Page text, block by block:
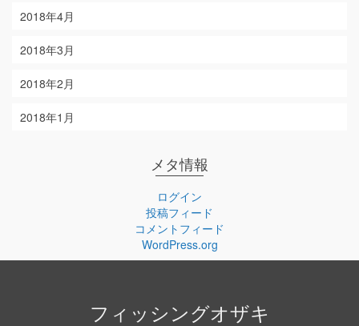
2018年4月
2018年3月
2018年2月
2018年1月
メタ情報
ログイン
投稿フィード
コメントフィード
WordPress.org
フィッシングオザキ